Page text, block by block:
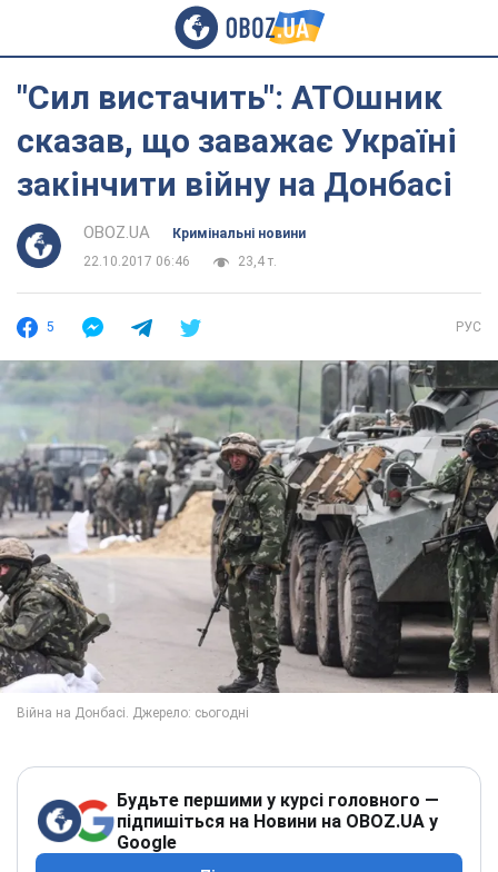
"Сил вистачить": АТОшник
сказав, що заважає Україні
закінчити війну на Донбасі
OBOZ.UA
Кримінальні новини
22.10.2017 06:46
23,4 т.
5 РУС
Будьте першими у курсі головного —
підпишіться на Новини на OBOZ.UA у
Google